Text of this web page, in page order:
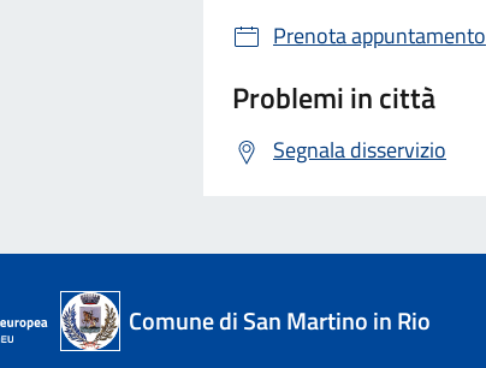
Prenota appuntamento
Problemi in città
Segnala disservizio
Comune di San Martino in Rio